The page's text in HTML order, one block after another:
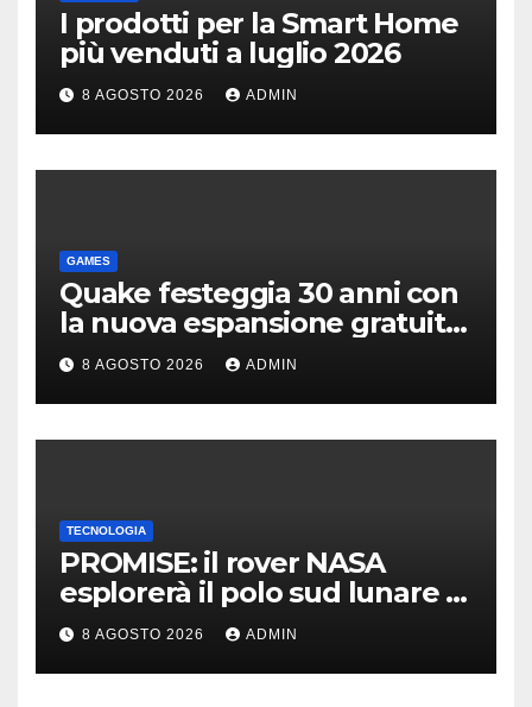
I prodotti per la Smart Home
più venduti a luglio 2026
8 AGOSTO 2026 ADMIN
GAMES
Quake festeggia 30 anni con
la nuova espansione gratuita
Dawn of The Machine
8 AGOSTO 2026 ADMIN
TECNOLOGIA
PROMISE: il rover NASA
esplorerà il polo sud lunare |
Cosa sappiamo
8 AGOSTO 2026 ADMIN